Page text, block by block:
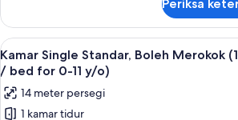
and
bed
for
child
[0-
11
Kamar
Twin
Standar,
Boleh
Merokok
(No
meal
Periksa
Lihat
semua
foto
untuk
Meja
15
Kamar Single Standar, Boleh Merokok
/ bed for 0-11 y/o)
14 meter persegi
1 kamar tidur